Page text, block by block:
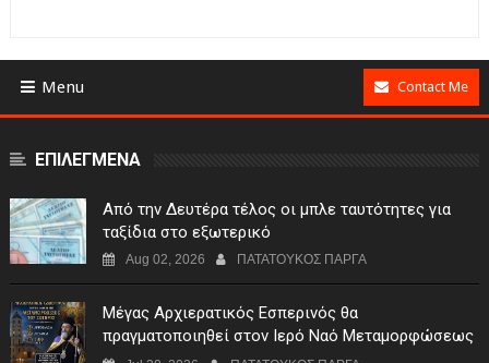
Menu Contact Me
ΕΠΙΛΕΓΜΕΝΑ
Από την Δευτέρα τέλος οι μπλε ταυτότητες για
ταξίδια στο εξωτερικό
Aug 02, 2026 ΠΑΤΑΤΟΥΚΟΣ ΠΑΡΓΑ
Μέγας Αρχιερατικός Εσπερινός θα
πραγματοποιηθεί στον Ιερό Ναό Μεταμορφώσεως
του Σωτήρος Σταυροχωρίου στης 5 Αυγούστου